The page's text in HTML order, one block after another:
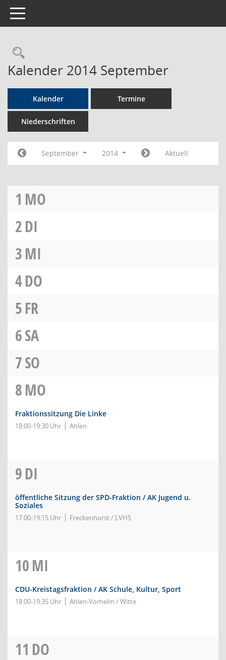
Toggle navigation
Rechercheauswahl
Kalender 2014 September
Kalender Termine
Niederschriften
September 2014 Aktuell
1 MO
2DI
3MI
4DO
5FR
6SA
7SO
8MO
Fraktionssitzung Die Linke
18:00-19:30 Uhr Ahlen
9DI
öffentliche Sitzung der SPD-Fraktion / AK Jugend u.
Soziales
17:00-19:15 Uhr Freckenhorst / LVHS
10MI
CDU-Kreistagsfraktion / AK Schule, Kultur, Sport
18:00-19:35 Uhr Ahlen-Vorhelm / Witte
11 DO